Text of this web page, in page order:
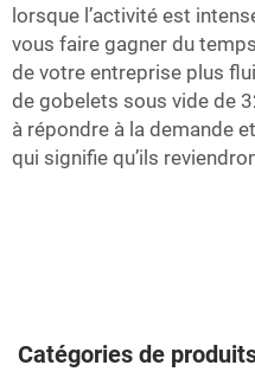
lorsque l’activité est
vous faire gagner du
de votre entreprise plus
de gobelets sous vide de
à répondre à la demande
qui signifie qu’ils
Catégories de